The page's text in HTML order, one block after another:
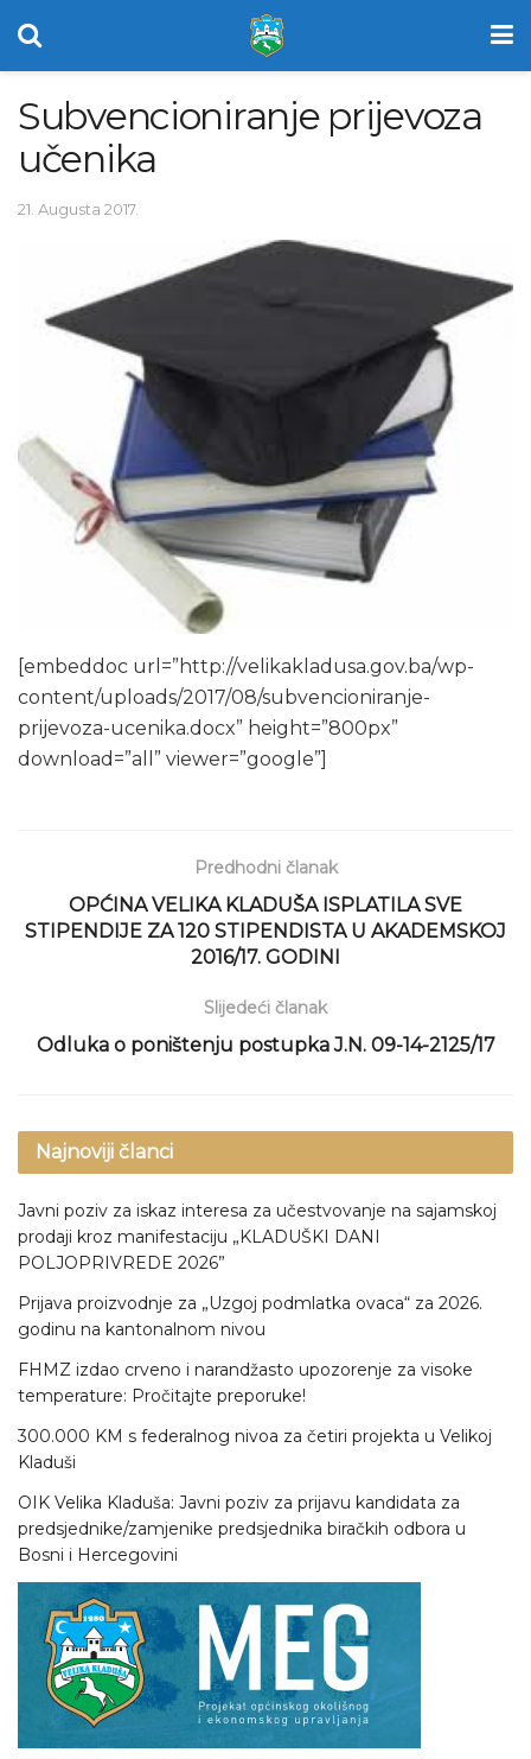
Subvencioniranje prijevoza
učenika
21. Augusta 2017.
[embeddoc url=”http://velikakladusa.gov.ba/wp-
content/uploads/2017/08/subvencioniranje-
prijevoza-ucenika.docx” height=”800px”
download=”all” viewer=”google”]
Predhodni članak
OPĆINA VELIKA KLADUŠA ISPLATILA SVE
STIPENDIJE ZA 120 STIPENDISTA U AKADEMSKOJ
2016/17. GODINI
Slijedeći članak
Odluka o poništenju postupka J.N. 09-14-2125/17
Najnoviji članci
Javni poziv za iskaz interesa za učestvovanje na sajamskoj
prodaji kroz manifestaciju „KLADUŠKI DANI
POLJOPRIVREDE 2026”
Prijava proizvodnje za „Uzgoj podmlatka ovaca“ za 2026.
godinu na kantonalnom nivou
FHMZ izdao crveno i narandžasto upozorenje za visoke
temperature: Pročitajte preporuke!
300.000 KM s federalnog nivoa za četiri projekta u Velikoj
Kladuši
OIK Velika Kladuša: Javni poziv za prijavu kandidata za
predsjednike/zamjenike predsjednika biračkih odbora u
Bosni i Hercegovini